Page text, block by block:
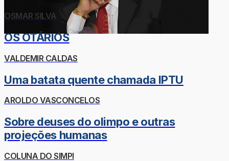
OSMAR SILVA
OS OTÁRIOS
VALDEMIR CALDAS
Uma batata quente chamada IPTU
AROLDO VASCONCELOS
Sobre deuses do olimpo e outras
projeções humanas
COLUNA DO SIMPI